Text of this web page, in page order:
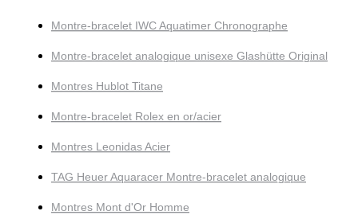
Montre-bracelet IWC Aquatimer Chronographe
Montre-bracelet analogique unisexe Glashütte Original
Montres Hublot Titane
Montre-bracelet Rolex en or/acier
Montres Leonidas Acier
TAG Heuer Aquaracer Montre-bracelet analogique
Montres Mont d'Or Homme